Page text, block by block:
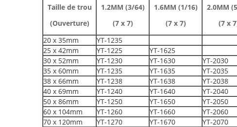
Taille de trou
(Ouverture)
1.2MM (3/64)
(7 x 7)
1.6MM (1/16)
(7 x 7)
2.0MM
(7 x
20 x 35mm
YT-1235
25 x 42mm
YT-1225
YT-1625
30 x 52mm
YT-1230 YT-1630
YT-2030
35 x 60mm
YT-1235 YT-1635
YT-2035
38 x 66mm
YT-1238 YT-1638 YT-2038
40 x 69mm
YT-1240 YT-1640 YT-2040
50 x 86mm
YT-1250 YT-1650 YT-2050
60 x 104mm
YT-1260 YT-1660 YT-2060
70 x 120mm
YT-1270 YT-1670 YT-2070